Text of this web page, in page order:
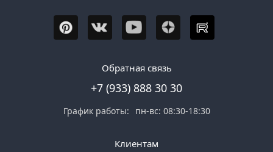
Обратная связь
+7 (933) 888 30 30
График работы: пн-вс: 08:30-18:30
Клиентам